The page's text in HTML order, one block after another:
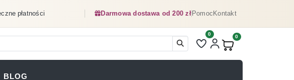
płatności Darmowa dostawa od 200 złPomocKontakt
Liczba pozycji na liście
0
Produkty w koszyku:
0
BLOG